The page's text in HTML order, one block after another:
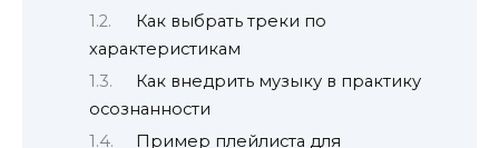
Как выбрать треки по
характеристикам
Как внедрить музыку в практику
осознанности
Пример плейлиста для